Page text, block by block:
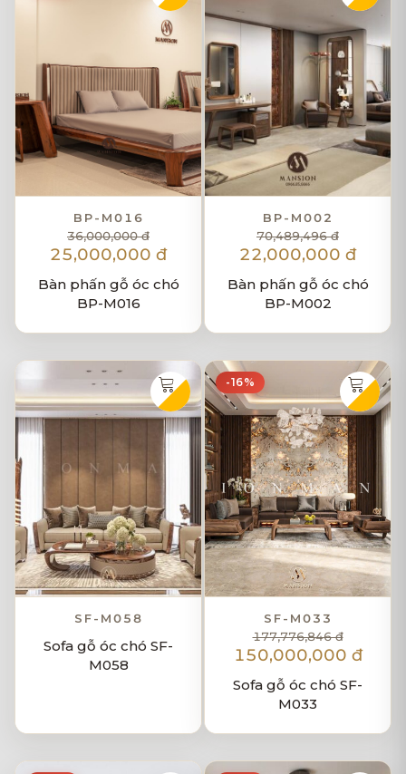
BP-M016
36,000,000 đ
25,000,000 đ
Bàn phấn gỗ óc chó
BP-M016
BP-M002
70,489,496 đ
22,000,000 đ
Bàn phấn gỗ óc chó
BP-M002
SF-M058
Sofa gỗ óc chó SF-
M058
-16%
SF-M033
177,776,846 đ
150,000,000 đ
Sofa gỗ óc chó SF-
M033